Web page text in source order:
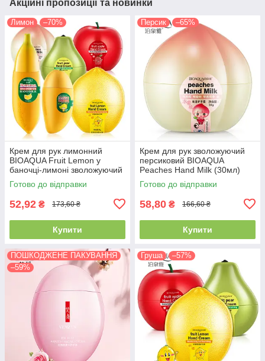
Акційні пропозиції та новинки
Лимон –70%
Крем для рук лимонний
BIOAQUA Fruit Lemon у
баночці-лимоні зволожуючий
Готово до відправки
52,92 ₴ 173,60 ₴
Купити
Персик –65%
Крем для рук зволожуючий
персиковий BIOAQUA
Peaches Hand Milk (30мл)
Готово до відправки
58,80 ₴ 166,60 ₴
Купити
ПОШКОДЖЕНЕ ПАКУВАННЯ
–59%
Груша –57%